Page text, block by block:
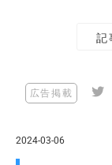
記
広告掲載
2024-03-06